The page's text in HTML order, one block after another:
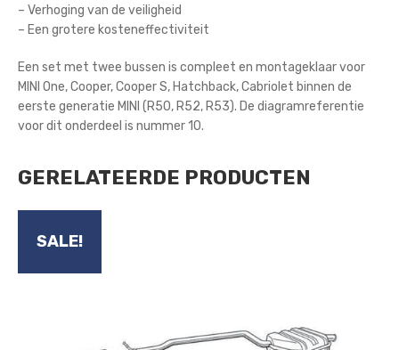
– Verhoging van de veiligheid
– Een grotere kosteneffectiviteit
Een set met twee bussen is compleet en montageklaar voor
MINI One, Cooper, Cooper S, Hatchback, Cabriolet binnen de
eerste generatie MINI (R50, R52, R53). De diagramreferentie
voor dit onderdeel is nummer 10.
GERELATEERDE PRODUCTEN
SALE!